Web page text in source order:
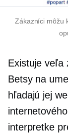
Zákazníci môžu
Existuje veľa
Betsy na
hľadajú jej
interpretke